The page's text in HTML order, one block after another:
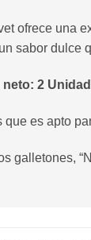
ofrece una
sabor dulce
2
que es apto
galletones,